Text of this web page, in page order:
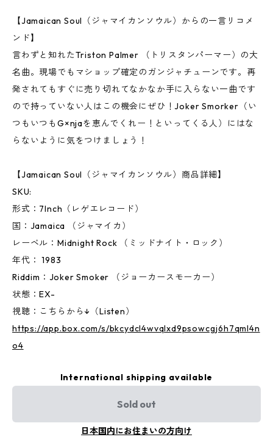
【Jamaican Soul（ジャマイカンソウル）からの一言リコメ
ンド】
言わずと知れたTriston Palmer （トリスタンパーマー）の大
名曲。現場でもマショップ確定のガンジャチューンです。再
発されてもすぐに売り切れてなかなか手に入らない一曲です
ので持っていない人はこの機会にぜひ！Joker Smorker（い
つもいつもG×njaを恵んでくれー！といってくる人）にはな
らないように気をつけましょう！
【Jamaican Soul（ジャマイカンソウル）商品詳細】
SKU:
形式：7Inch（レゲエレコード）
国：Jamaica （ジャマイカ）
レーベル：Midnight Rock （ミッドナイト・ロック）
年代： 1983
Riddim：Joker Smoker （ジョーカースモーカー）
状態：EX-
視聴：こちらから↓（Listen）
https://app.box.com/s/bkcydcl4wvqlxd9psowcgj6h7qml4n
o4
International shipping available
Sold out
日本国内にお住まいの方向け